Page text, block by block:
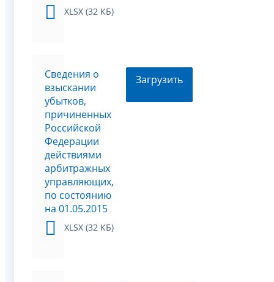
XLSX (32 КБ)
Сведения о
взыскании
убытков,
причиненных
Российской
Федерации
действиями
арбитражных
управляющих,
по состоянию
на 01.05.2015
XLSX (32 КБ)
Загрузить